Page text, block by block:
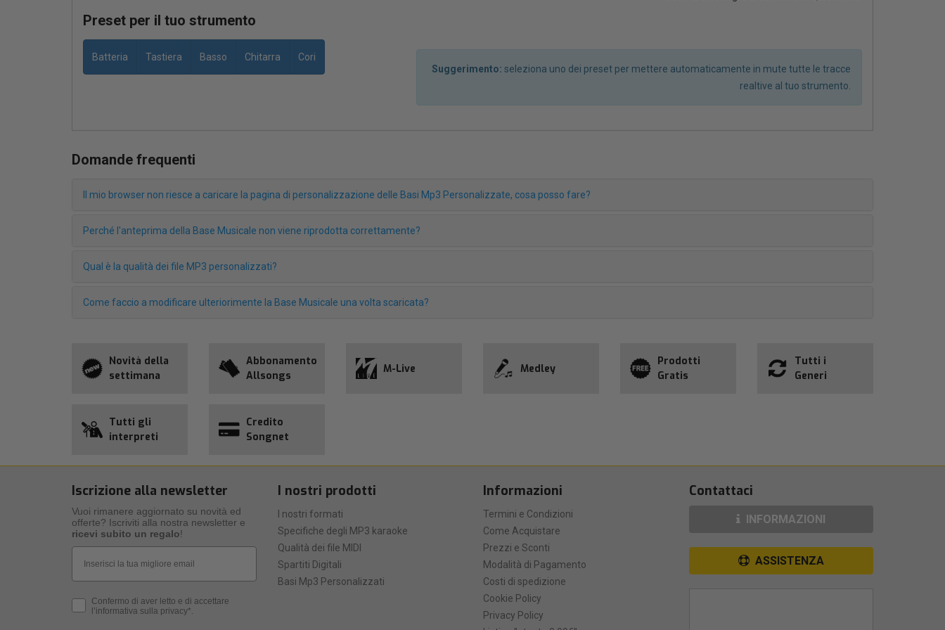
Preset per il tuo strumento
Batteria Tastiera Basso Chitarra
Cori
Suggerimento: seleziona uno dei preset per mettere automaticamente in mute tutte le tracce
realtive al tuo strumento.
Domande frequenti
Il mio browser non riesce a caricare la pagina di personalizzazione delle Basi Mp3 Personalizzate, cosa posso fare?
Perché l'anteprima della Base Musicale non viene riprodotta correttamente?
Qual è la qualità dei file MP3 personalizzati?
Come faccio a modificare ulteriorimente la Base Musicale una volta scaricata?
Novità della
settimana
Abbonamento
Allsongs
M-Live Medley
Prodotti
Gratis
Tutti i
Generi
Tutti gli
interpreti
Credito
Songnet
Iscrizione alla newsletter
Vuoi rimanere aggiornato su novità ed
offerte? Iscriviti alla nostra newsletter e
ricevi subito un regalo!
Privacy Policy
Confermo di aver letto e di accettare
l’informativa sulla privacy*.
I nostri prodotti
I nostri formati
Specifiche degli MP3 karaoke
Qualità dei file MIDI
Spartiti Digitali
Basi Mp3 Personalizzati
Informazioni
Termini e Condizioni
Come Acquistare
Prezzi e Sconti
Modalità di Pagamento
Costi di spedizione
Cookie Policy
Privacy Policy
Contattaci
INFORMAZIONI
ASSISTENZA